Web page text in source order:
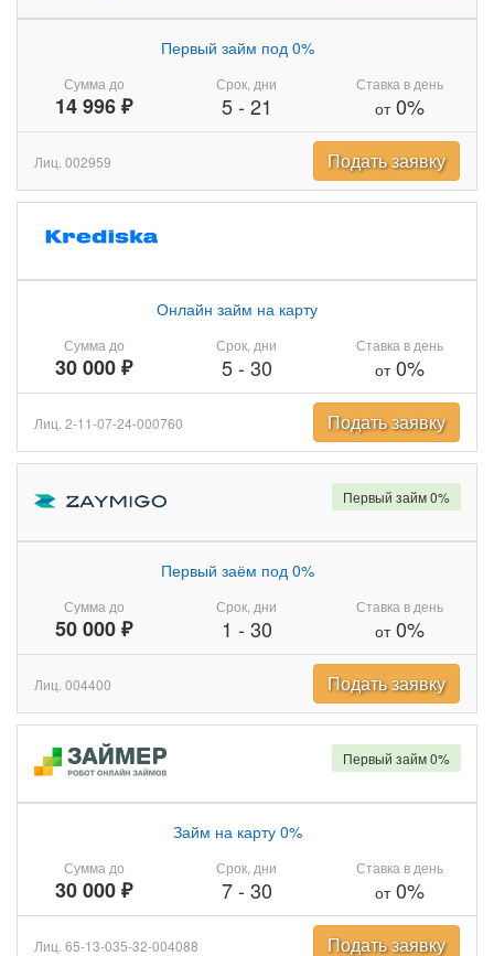
Сумма до
14 996 ₽
Первый займ под 0%
Срок, дни
5- 21
Ставка в день
от0%
Лиц. 002959 Подать заявку
Сумма до
30 000 ₽
Онлайн займ на карту
Срок, дни
5- 30
Ставка в день
от0%
Лиц. 2-11-07-24-000760 Подать заявку
Сумма до
50 000 ₽
Первый заём под 0%
Срок, дни
1 - 30
Ставка в день
от0%
Первый займ 0%
Лиц. 004400 Подать заявку
Сумма до
30 000 ₽
Займ на карту 0%
Срок, дни
7- 30
Ставка в день
от0%
Первый займ 0%
Лиц. 65-13-035-32-004088 Подать заявку